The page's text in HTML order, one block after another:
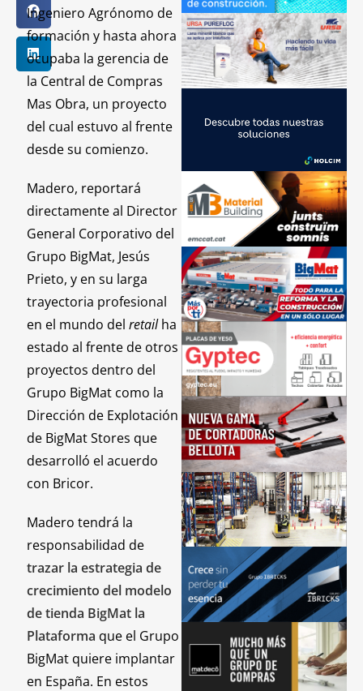
Ingeniero Agrónomo de
formación y hasta ahora
ocupaba la gerencia de
la Central de Compras
Mas Obra, un proyecto
del cual estuvo al frente
desde su comienzo.
Madero, reportará
directamente al Director
General Corporativo del
Grupo BigMat, Jesús
Prieto, y en su larga
trayectoria profesional
en el mundo delretailha
estado al frente de otros
proyectos dentro del
Grupo BigMat como la
Dirección de Explotación
de BigMat Stores que
desarrolló el acuerdo
con Bricor.
Madero tendrá la
responsabilidad de
trazar la estrategia de
crecimiento del modelo
de tienda BigMat la
Plataforma que el Grupo
BigMat quiere implantar
en España. En estos